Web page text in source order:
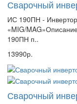
Сварочный
ИС 190ПН -
«MIG/
190ПН п..
13990р.
Сварочный